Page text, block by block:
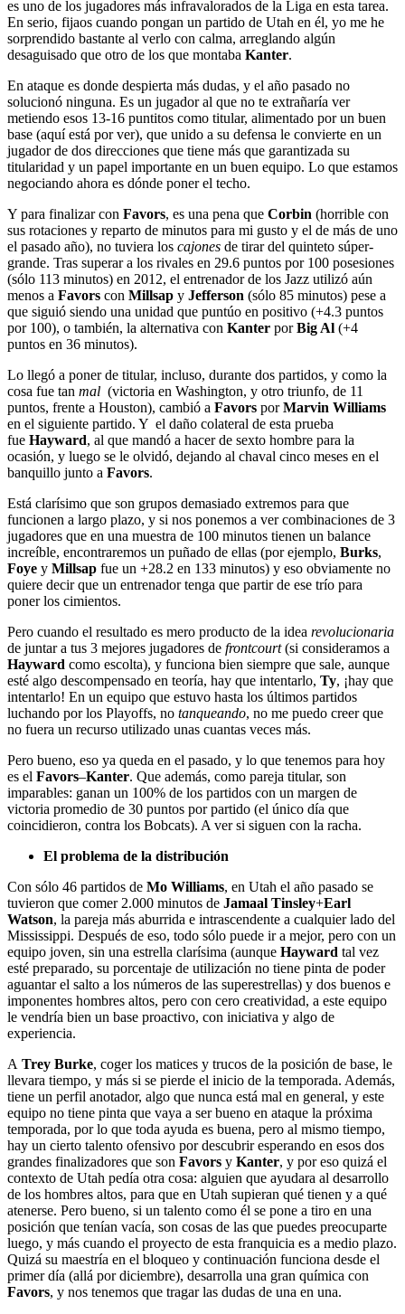
es uno de los jugadores más infravalorados de la Liga en esta tarea.
En serio, fijaos cuando pongan un partido de Utah en él, yo me he
sorprendido bastante al verlo con calma, arreglando algún
desaguisado que otro de los que montaba Kanter.
En ataque es donde despierta más dudas, y el año pasado no
solucionó ninguna. Es un jugador al que no te extrañaría ver
metiendo esos 13-16 puntitos como titular, alimentado por un buen
base (aquí está por ver), que unido a su defensa le convierte en un
jugador de dos direcciones que tiene más que garantizada su
titularidad y un papel importante en un buen equipo. Lo que estamos
negociando ahora es dónde poner el techo.
Y para finalizar con Favors, es una pena que Corbin (horrible con
sus rotaciones y reparto de minutos para mi gusto y el de más de uno
el pasado año), no tuviera los cajones de tirar del quinteto súper-
grande. Tras superar a los rivales en 29.6 puntos por 100 posesiones
(sólo 113 minutos) en 2012, el entrenador de los Jazz utilizó aún
menos a Favors con Millsap y Jefferson (sólo 85 minutos) pese a
que siguió siendo una unidad que puntúo en positivo (+4.3 puntos
por 100), o también, la alternativa con Kanter porBig Al (+4
puntos en 36 minutos).
Lo llegó a poner de titular, incluso, durante dos partidos, y como la
cosa fue tan mal (victoria en Washington, y otro triunfo, de 11
puntos, frente a Houston), cambió a Favors porMarvin Williams
en el siguiente partido. Y el daño colateral de esta prueba
fue Hayward, al que mandó a hacer de sexto hombre para la
ocasión, y luego se le olvidó, dejando al chaval cinco meses en el
banquillo junto a Favors.
Está clarísimo que son grupos demasiado extremos para que
funcionen a largo plazo, y si nos ponemos a ver combinaciones de 3
jugadores que en una muestra de 100 minutos tienen un balance
increíble, encontraremos un puñado de ellas (por ejemplo, Burks,
Foye y Millsap fue un +28.2 en 133 minutos) y eso obviamente no
quiere decir que un entrenador tenga que partir de ese trío para
poner los cimientos.
Pero cuando el resultado es mero producto de la idea revolucionaria
de juntar a tus 3 mejores jugadores de frontcourt(si consideramos a
Hayward como escolta), y funciona bien siempre que sale, aunque
esté algo descompensado en teoría, hay que intentarlo, Ty, ¡hay que
intentarlo! En un equipo que estuvo hasta los últimos partidos
luchando por los Playoffs, no tanqueando, no me puedo creer que
no fuera un recurso utilizado unas cuantas veces más.
Pero bueno, eso ya queda en el pasado, y lo que tenemos para hoy
es el Favors–Kanter. Que además, como pareja titular, son
imparables: ganan un 100% de los partidos con un margen de
victoria promedio de 30 puntos por partido (el único día que
coincidieron, contra los Bobcats). A ver si siguen con la racha.
El problema de la distribución
Con sólo 46 partidos de Mo Williams, en Utah el año pasado se
tuvieron que comer 2.000 minutos de Jamaal Tinsley+Earl
Watson, la pareja más aburrida e intrascendente a cualquier lado del
Mississippi. Después de eso, todo sólo puede ir a mejor, pero con un
equipo joven, sin una estrella clarísima (aunque Hayward tal vez
esté preparado, su porcentaje de utilización no tiene pinta de poder
aguantar el salto a los números de las superestrellas) y dos buenos e
imponentes hombres altos, pero con cero creatividad, a este equipo
le vendría bien un base proactivo, con iniciativa y algo de
experiencia.
A Trey Burke, coger los matices y trucos de la posición de base, le
llevara tiempo, y más si se pierde el inicio de la temporada. Además,
tiene un perfil anotador, algo que nunca está mal en general, y este
equipo no tiene pinta que vaya a ser bueno en ataque la próxima
temporada, por lo que toda ayuda es buena, pero al mismo tiempo,
hay un cierto talento ofensivo por descubrir esperando en esos dos
grandes finalizadores que son Favors y Kanter, y por eso quizá el
contexto de Utah pedía otra cosa: alguien que ayudara al desarrollo
de los hombres altos, para que en Utah supieran qué tienen y a qué
atenerse. Pero bueno, si un talento como él se pone a tiro en una
posición que tenían vacía, son cosas de las que puedes preocuparte
luego, y más cuando el proyecto de esta franquicia es a medio plazo.
Quizá su maestría en el bloqueo y continuación funciona desde el
primer día (allá por diciembre), desarrolla una gran química con
Favors, y nos tenemos que tragar las dudas de una en una.